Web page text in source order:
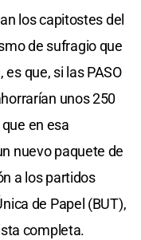
los capitostes del
de sufragio que
que, si las PASO
unos 250
en esa
nuevo paquete de
a los partidos
de Papel (BUT),
completa.